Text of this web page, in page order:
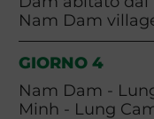
Nam Dam
GIORNO 4
Nam Dam -
Minh - Lung